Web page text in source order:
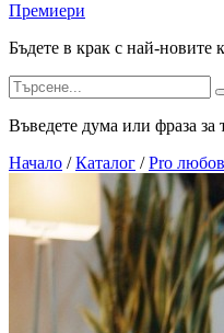
Премиери
Бъдете в крак с най-новите
Въведете дума или фраза за
Начало / Каталог / Pro